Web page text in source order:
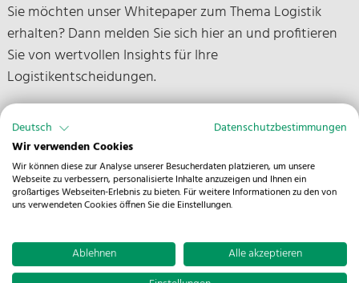
Sie möchten unser Whitepaper zum Thema Logistik
erhalten? Dann melden Sie sich hier an und profitieren
Sie von wertvollen Insights für Ihre
Logistikentscheidungen.
Name
Deutsch
Datenschutzbestimmungen
Wir verwenden Cookies
Wir können diese zur Analyse unserer Besucherdaten platzieren, um unsere
Webseite zu verbessern, personalisierte Inhalte anzuzeigen und Ihnen ein
großartiges Webseiten-Erlebnis zu bieten. Für weitere Informationen zu den von
uns verwendeten Cookies öffnen Sie die Einstellungen.
Ablehnen
Alle akzeptieren